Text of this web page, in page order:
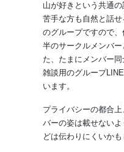
山が好きという共通
苦手な方も自然と話
のグループですので
半のサークルメンバ
た、たまにメンバー
雑談用のグループ
います。
プライバシーの都合上
バーの姿は載せない
どは伝わりにくいかも